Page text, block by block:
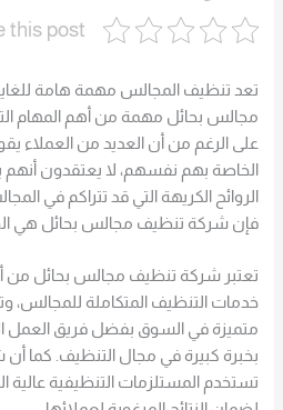
this post
تعد تنظيف المجالس مهمة هامة
مجالس بحائل مهمة من أهم المهام التي
على الرغم من أن العديد من العملاء
الخاصة بهم نفسهم، لا يعتقدون
الروائح الكريهة التي قد تتراكم في
فإن شركة تنظيف مجالس بحائل هي
تعتبر شركة تنظيف مجالس بحائل من
خدمات التنظيف المتكاملة للمجالس،
متميزة في السوق بفضل فريق العمل
بخبرة كبيرة في مجال التنظيف. كما
تستخدم المستلزمات التنظيفية عالية